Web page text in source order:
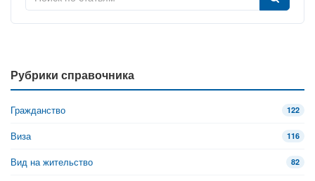
Рубрики справочника
Гражданство 122
Виза 116
Вид на жительство 82